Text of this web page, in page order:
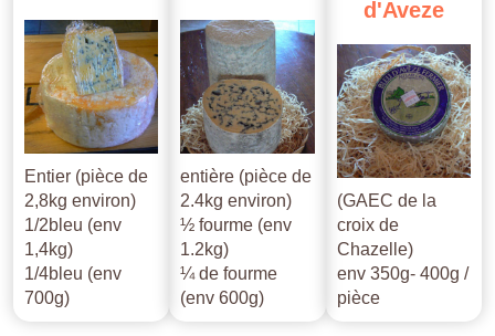
Entier (pièce de
2,8kg environ)
1/2bleu (env
1,4kg)
1/4bleu (env
700g)
entière (pièce de
2.4kg environ)
½ fourme (env
1.2kg)
¼ de fourme
(env 600g)
d'Aveze
(GAEC de la
croix de
Chazelle)
env 350g- 400g /
pièce